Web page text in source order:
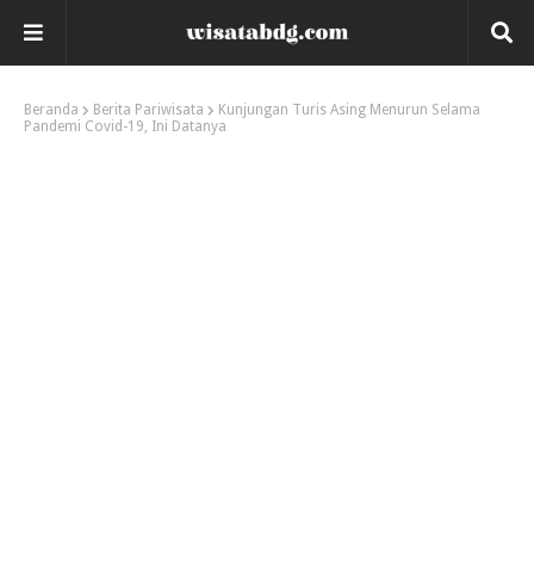
Beranda Berita Pariwisata
Kunjungan Turis Asing Menurun Selama
Pandemi Covid-19, Ini Datanya